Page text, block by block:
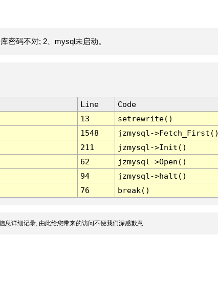
密码不对; 2、mysql未启动。
Line
Code
13
setrewrite()
1548
jzmysql-
211
jzmysql->Init()
62
jzmysql->Open()
94
jzmysql->halt()
76 break()
息详细记录, 由此给您带来的访问不便我们深感歉意.